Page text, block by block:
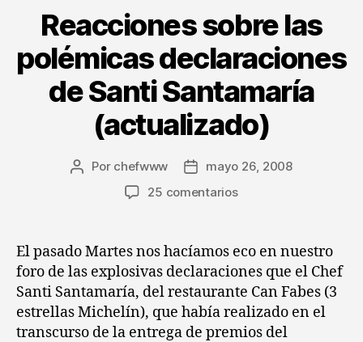
Reacciones sobre las
polémicas declaraciones
de Santi Santamaría
(actualizado)
Autor
Por chefwww
Fechamayo 26, 2008
25 comentariosen
las
declaraciones
de
Santi
Santamaría
El pasado Martes nos hacíamos eco en nuestro
foro de las explosivas declaraciones que el Chef
Santi Santamaría, del restaurante Can Fabes (3
estrellas Michelín), que había realizado en el
transcurso de la entrega de premios del